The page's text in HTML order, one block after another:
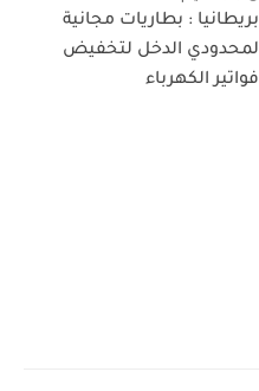
بريطانيا : بطاريات مجانية
لمحدودي الدخل لتخفيض
فواتير الكهرباء